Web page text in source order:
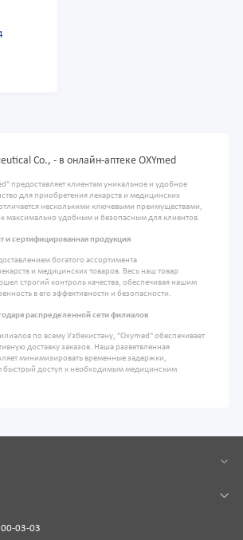
Co., - в онлайн-аптеке OXYmed
предоставляет клиентам уникальное и удобное
для приобретения лекарств и медицинских
несколькими ключевыми преимуществами,
максимально удобным и безопасным для клиентов.
и сертифицированная продукция
богатого ассортимента
и медицинских товаров. Весь наш товар
строгий контроль качества, обеспечивая нашим
в его эффективности и безопасности.
распределенной сети филиалов
по всему Узбекистану, "Oxymed" обеспечивает
доставку заказов. Наша разветвленная
минимизировать временные задержки,
быстрый доступ к необходимым медицинским
03-03